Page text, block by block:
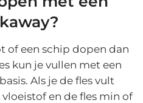
of een schip dopen dan
kun je vullen met een
Als je de fles vult
en de fles min of